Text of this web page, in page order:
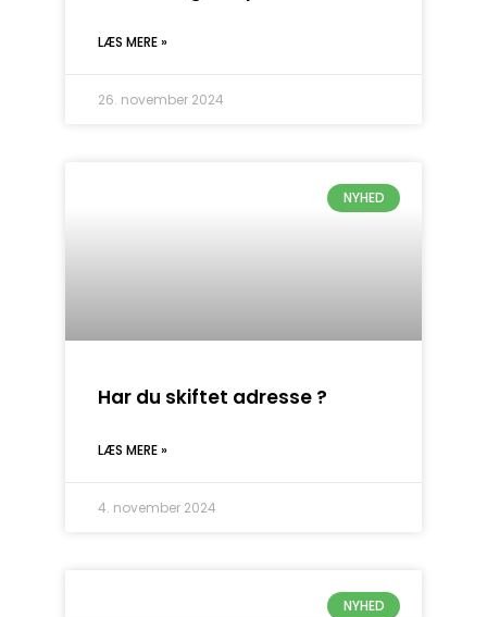
LÆS MERE »
26. november 2024
NYHED
Har du skiftet adresse ?
LÆS MERE »
4. november 2024
NYHED